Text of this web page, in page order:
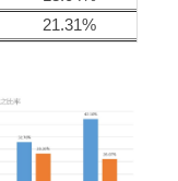
21.31%